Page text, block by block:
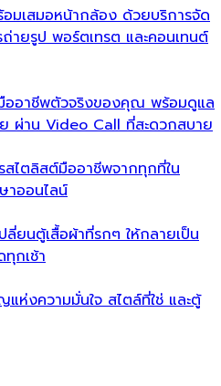
มเสมอหน้ากล้อง ด้วยบริการจัด
ายรูป พอร์ตเทรต และคอนเทนต์
ออาชีพตัวจริงของคุณ พร้อมดูแล
ผ่าน Video Call ที่สะดวกสบาย
สไตลิสต์มืออาชีพจากทุกที่ใน
าออนไลน์
ลี่ยนตู้เสื้อผ้าที่รกๆ ให้กลายเป็น
กเช้า
ห่งความมั่นใจ สไตล์ที่ใช่ และตู้